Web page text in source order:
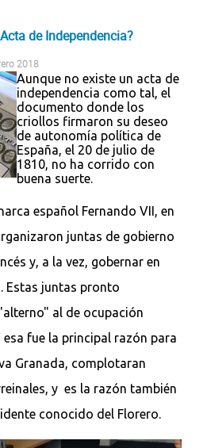
de Independencia?
2018
Aunque no existe un acta de
independencia como tal, el
documento donde los
criollos firmaron su deseo
de autonomía política de
España, el 20 de julio de
1810, no ha corrido con
buena suerte.
español Fernando VII, en
juntas de gobierno
y, a la vez, gobernar en
Estas juntas pronto
al de ocupación
fue la principal razón para
Granada, complotaran
y es la razón también
conocido del Florero.